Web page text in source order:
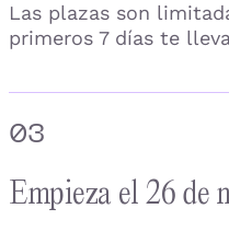
Las plazas son
primeros 7 días te
03
Empieza el 26 de